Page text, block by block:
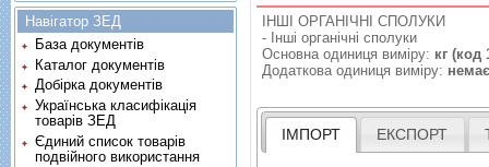
IНШI ОРГАНIЧНI СПОЛУКИ
- Iншi органiчнi сполуки
Основна одиниця виміру: кг (код
Додаткова одиниця виміру: немає
ІМПОРТ ЕКСПОРТ
Навігатор ЗЕД
База документів
Каталог документів
Добірка документів
Українська класифікація
товарів ЗЕД
Єдиний список товарів
подвійного використання